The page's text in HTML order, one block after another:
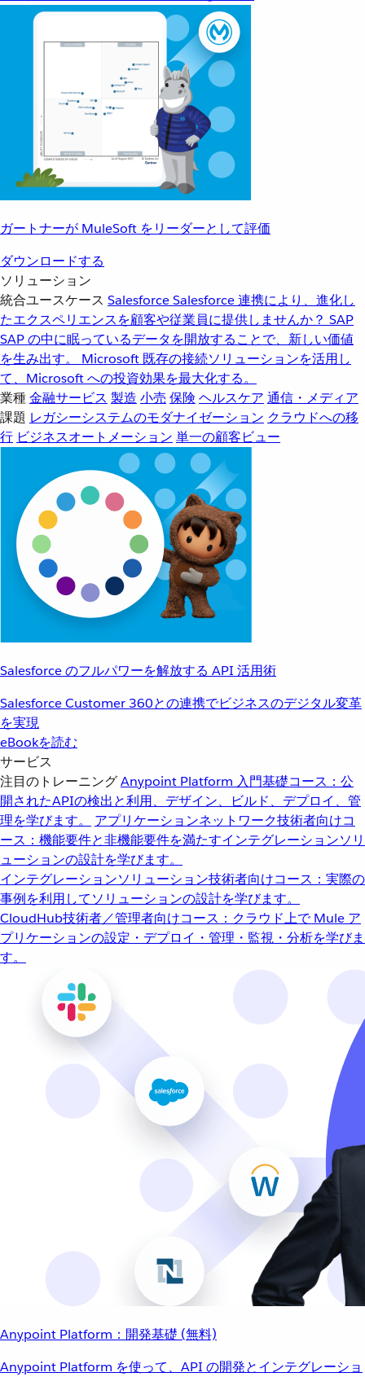
ガートナーが MuleSoft をリーダーとして評価
ダウンロードする
ソリューション
統合ユースケース SalesforceSalesforce 連携により、進化し
たエクスペリエンスを顧客や従業員に提供しませんか？ SAP
SAP の中に眠っているデータを開放することで、新しい価値
を生み出す。
Microsoft 既存の接続ソリューションを活用し
て、Microsoft への投資効果を最大化する。
業種金融サービス 製造 小売 保険 ヘルスケア 通信・メディア
課題 レガシーシステムのモダナイゼーション クラウドへの移
行 ビジネスオートメーション 単一の顧客ビュー
Salesforce のフルパワーを解放する API 活用術
Salesforce Customer 360との連携でビジネスのデジタル変革
を実現
eBookを読む
サービス
注目のトレーニングAnypoint Platform 入門基礎コース：公
開されたAPIの検出と利用、デザイン、ビルド、デプロイ、管
理を学びます。
アプリケーションネットワーク技術者向けコ
ース：機能要件と非機能要件を満たすインテグレーションソリ
ューションの設計を学びます。
インテグレーションソリューション技術者向けコース：実際の
事例を利用してソリューションの設計を学びます。
CloudHub技術者／管理者向けコース：クラウド上で Mule ア
プリケーションの設定・デプロイ・管理・監視・分析を学びま
す。
Anypoint Platform：開発基礎 (無料)
Anypoint Platform を使って、API の開発とインテグレーショ